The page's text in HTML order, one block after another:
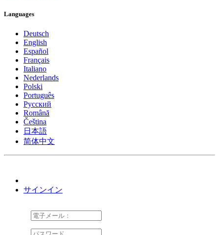
Languages
Deutsch
English
Español
Français
Italiano
Nederlands
Polski
Português
Pусский
Română
Čeština
日本語
简体中文
サインイン